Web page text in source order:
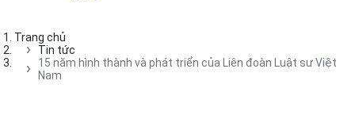
Trang chủ
Tin tức
15 năm hình thành và phát triển của Liên đoàn Luật sư Việt
Nam